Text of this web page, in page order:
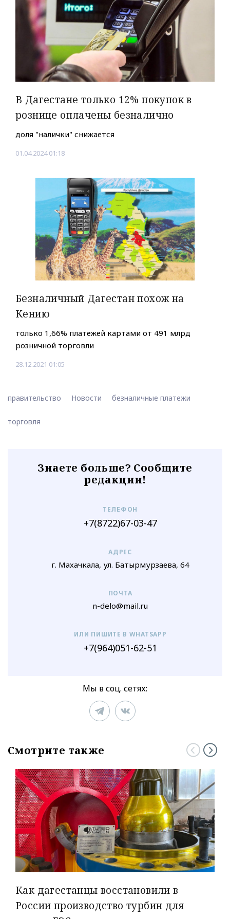
В Дагестане только 12% покупок в
рознице оплачены безналично
доля "налички" снижается
01.04.2024 01:18
Безналичный Дагестан похож на
Кению
только 1,66% платежей картами от 491 млрд
розничной торговли
28.12.2021 01:05
правительство Новости безналичные платежи
торговля
Знаете больше? Сообщите
редакции!
ТЕЛЕФОН
+7(8722)67-03-47
АДРЕС
г. Махачкала, ул. Батырмурзаева, 64
ПОЧТА
n-delo@mail.ru
ИЛИ ПИШИТЕ В WHATSAPP
+7(964)051-62-51
Мы в соц. сетях:
Смотрите также
Как дагестанцы восстановили в
России производство турбин для